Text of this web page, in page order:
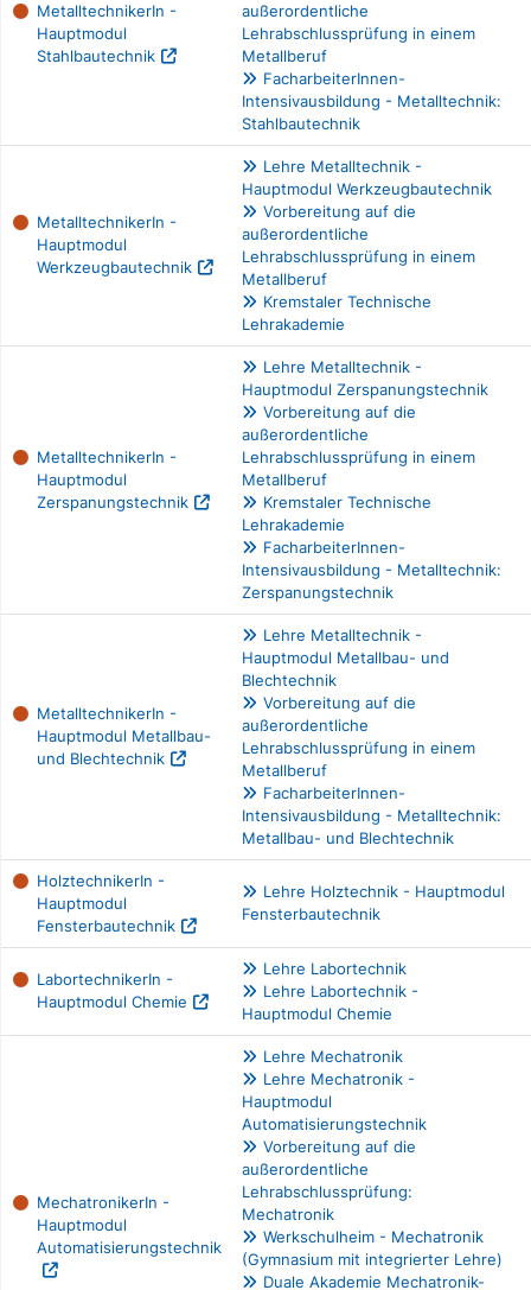
MetalltechnikerIn -
Hauptmodul
Stahlbautechnik
außerordentliche
Lehrabschlussprüfung in einem
Metallberuf
FacharbeiterInnen-
Intensivausbildung - Metalltechnik:
Stahlbautechnik
MetalltechnikerIn -
Hauptmodul
Werkzeugbautechnik
Lehre Metalltechnik -
Hauptmodul Werkzeugbautechnik
Vorbereitung auf die
außerordentliche
Lehrabschlussprüfung in einem
Metallberuf
Kremstaler Technische
Lehrakademie
MetalltechnikerIn -
Hauptmodul
Zerspanungstechnik
Lehre Metalltechnik -
Hauptmodul Zerspanungstechnik
Vorbereitung auf die
außerordentliche
Lehrabschlussprüfung in einem
Metallberuf
Kremstaler Technische
Lehrakademie
FacharbeiterInnen-
Intensivausbildung - Metalltechnik:
Zerspanungstechnik
MetalltechnikerIn -
Hauptmodul Metallbau-
und Blechtechnik
Lehre Metalltechnik -
Hauptmodul Metallbau- und
Blechtechnik
Vorbereitung auf die
außerordentliche
Lehrabschlussprüfung in einem
Metallberuf
FacharbeiterInnen-
Intensivausbildung - Metalltechnik:
Metallbau- und Blechtechnik
HolztechnikerIn -
Hauptmodul
Fensterbautechnik
Lehre Holztechnik - Hauptmodul
Fensterbautechnik
LabortechnikerIn -
Hauptmodul Chemie
Lehre Labortechnik
Lehre Labortechnik -
Hauptmodul Chemie
MechatronikerIn -
Hauptmodul
Automatisierungstechnik
Lehre Mechatronik
Lehre Mechatronik -
Hauptmodul
Automatisierungstechnik
Vorbereitung auf die
außerordentliche
Lehrabschlussprüfung:
Mechatronik
Werkschulheim - Mechatronik
(Gymnasium mit integrierter Lehre)
Duale Akademie Mechatronik-